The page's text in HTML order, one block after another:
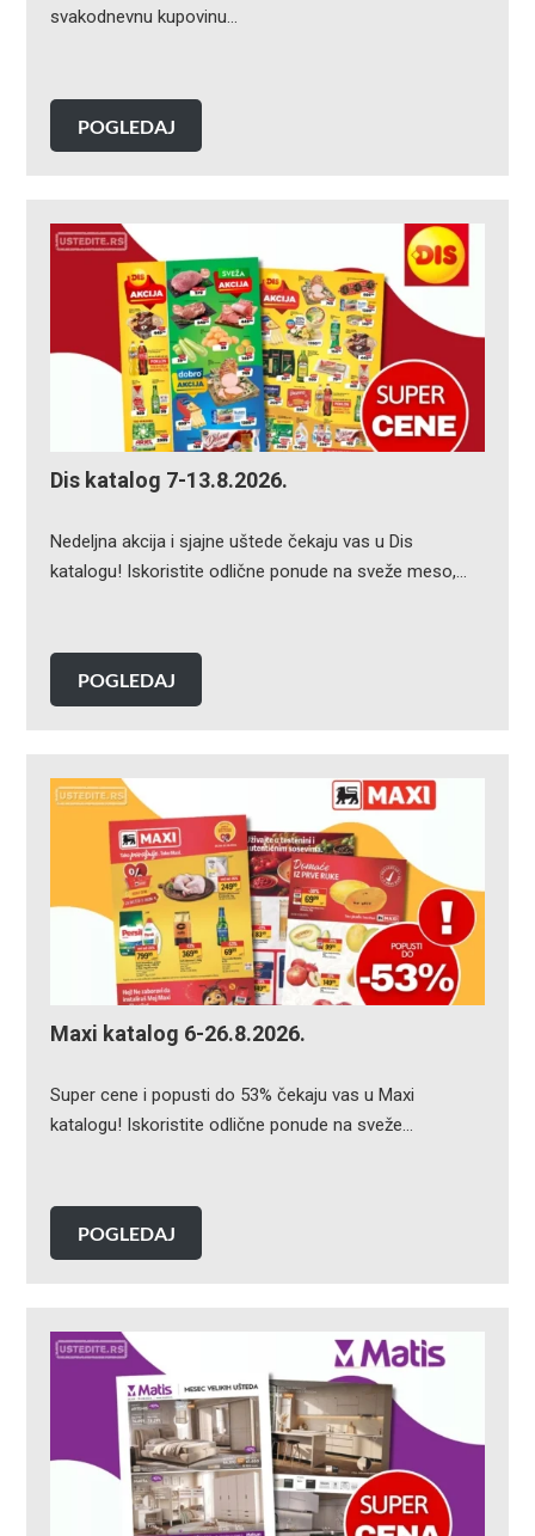
svakodnevnu kupovinu…
POGLEDAJ
Dis katalog 7-13.8.2026.
Nedeljna akcija i sjajne uštede čekaju vas u Dis
katalogu! Iskoristite odlične ponude na sveže meso,…
POGLEDAJ
Maxi katalog 6-26.8.2026.
Super cene i popusti do 53% čekaju vas u Maxi
katalogu! Iskoristite odlične ponude na sveže…
POGLEDAJ